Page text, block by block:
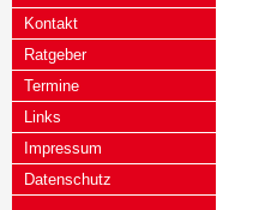
Kontakt
Ratgeber
Termine
Links
Impressum
Datenschutz